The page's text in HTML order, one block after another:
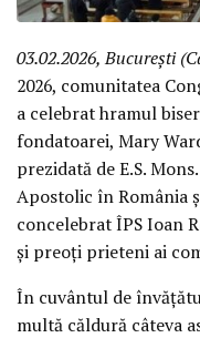
03.02.2026, București
2026, comunitatea
a celebrat hramul
fondatoarei, Mary
prezidată de E.S.
Apostolic în România
concelebrat ÎPS Ioan
și preoți prieteni ai
În cuvântul de
multă căldură câteva